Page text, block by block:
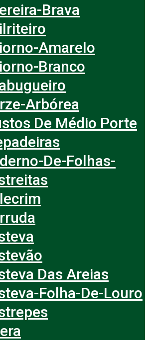
Brava
Amarelo
Branco
Arbórea
De Médio Porte
De-Folhas-
Das Areias
Folha-De-Louro